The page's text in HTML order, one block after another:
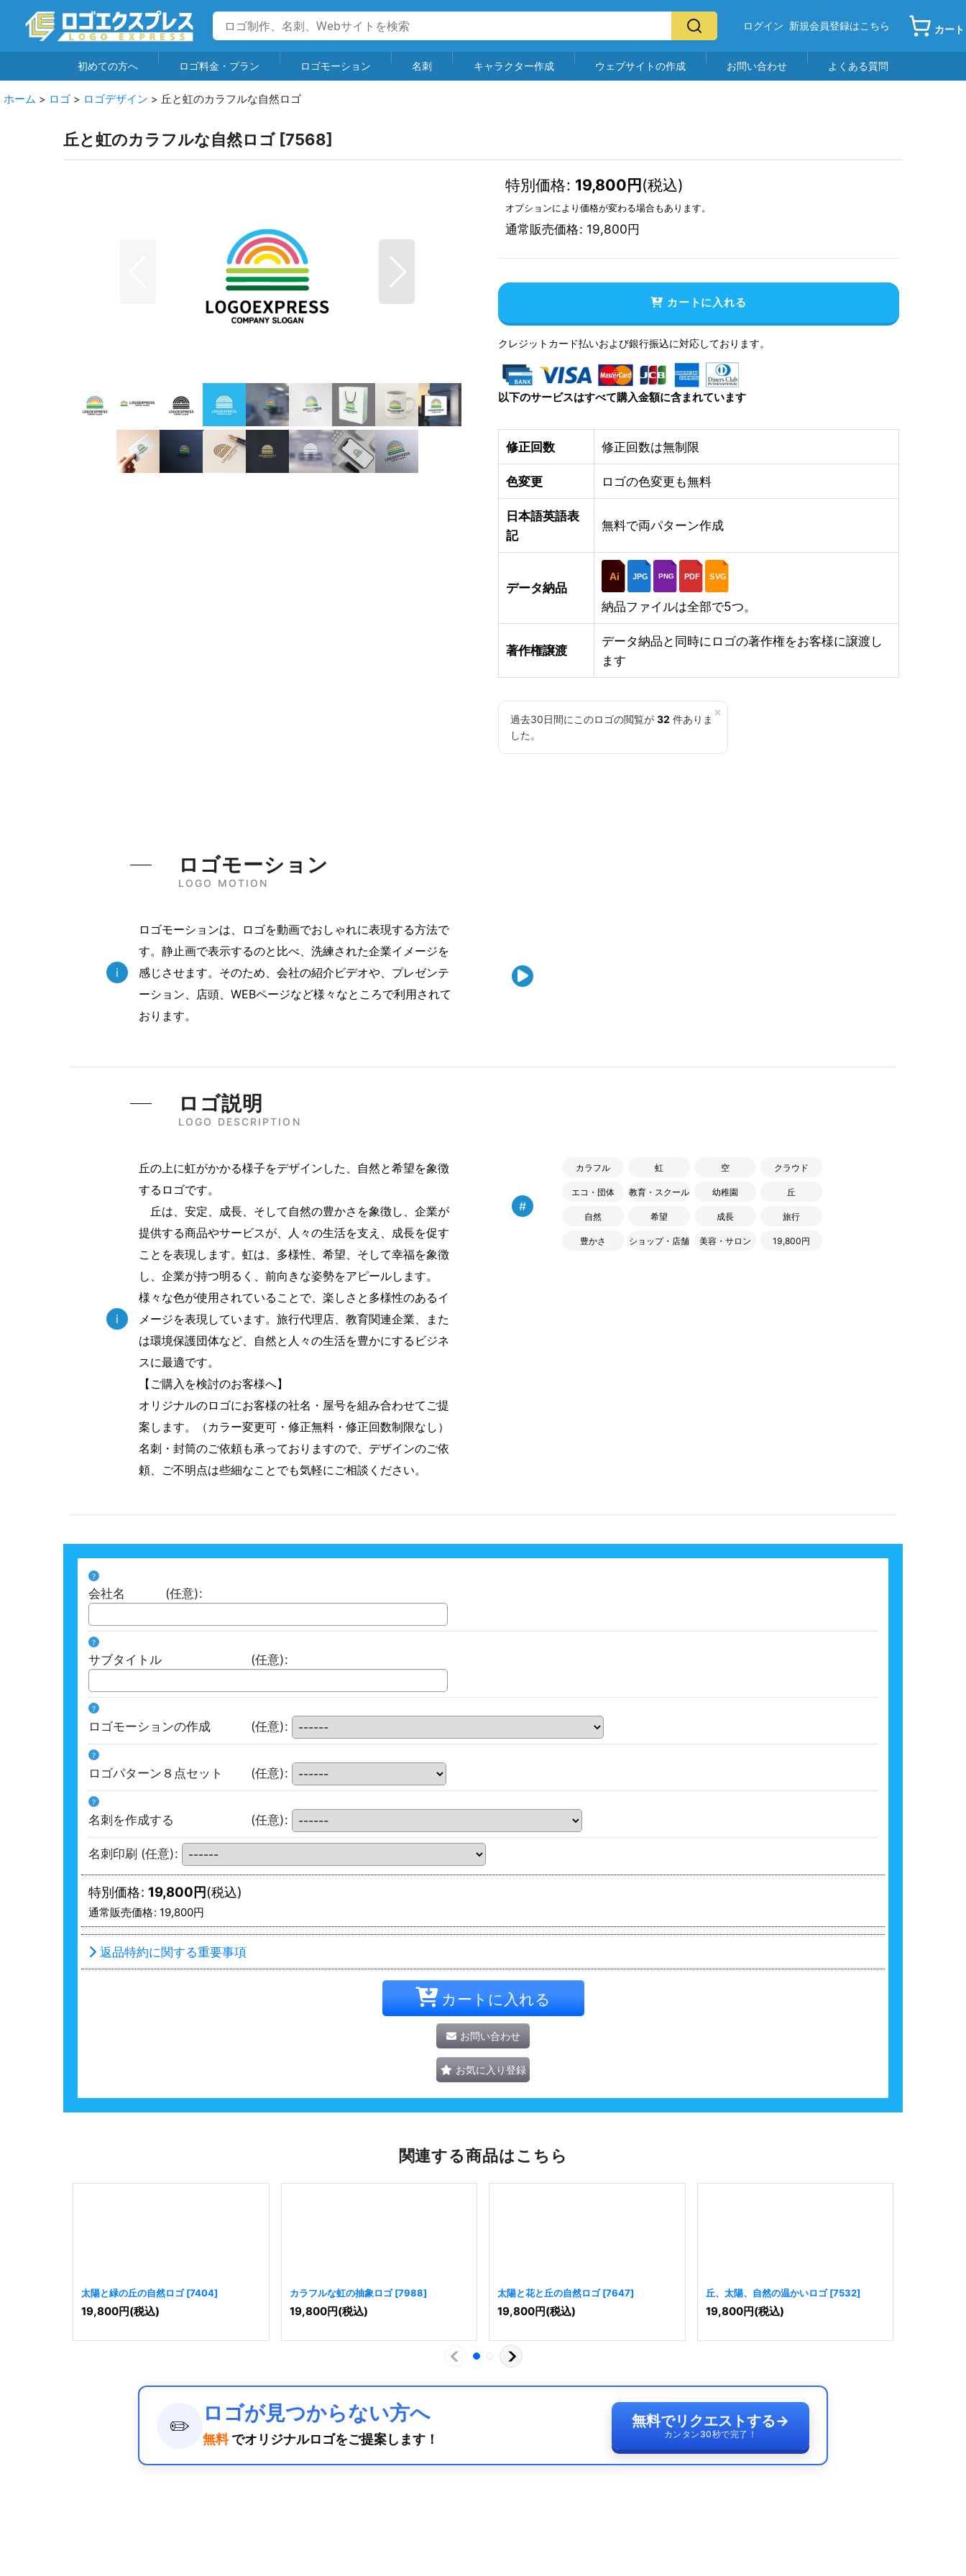
ログイン 新規会員登録はこちら カート
初めての方へ ロゴ料金・プラン ロゴモーション 名刺 キャラクター作成 ウェブサイトの作成 お問い合わせ よくある質問
ホーム > ロゴ > ロゴデザイン > 丘と虹のカラフルな自然ロゴ
丘と虹のカラフルな自然ロゴ [7568]
特別価格: 19,800円(税込)
オプションにより価格が変わる場合もあります。
通常販売価格: 19,800円
カートに入れる
クレジットカード払いおよび銀行振込に対応しております。
以下のサービスはすべて購入金額に含まれています
修正回数 修正回数は無制限
色変更 ロゴの色変更も無料
日本語英語表
記
無料で両パターン作成
データ納品
Ai JPG PNG PDF SVG
納品ファイルは全部で5つ。
著作権譲渡
データ納品と同時にロゴの著作権をお客様に譲渡し
ます
×
過去30日間にこのロゴの閲覧が 32 件ありま
した。
LOGO MOTION
ロゴモーション
i
ロゴモーションは、ロゴを動画でおしゃれに表現する方法で
す。静止画で表示するのと比べ、洗練された企業イメージを
感じさせます。そのため、会社の紹介ビデオや、プレゼンテ
ーション、店頭、WEBページなど様々なところで利用されて
おります。

LOGO DESCRIPTION
ロゴ説明
i
丘の上に虹がかかる様子をデザインした、自然と希望を象徴
するロゴです。
丘は、安定、成長、そして自然の豊かさを象徴し、企業が
提供する商品やサービスが、人々の生活を支え、成長を促す
ことを表現します。虹は、多様性、希望、そして幸福を象徴
し、企業が持つ明るく、前向きな姿勢をアピールします。
様々な色が使用されていることで、楽しさと多様性のあるイ
メージを表現しています。旅行代理店、教育関連企業、また
は環境保護団体など、自然と人々の生活を豊かにするビジネ
スに最適です。
【ご購入を検討のお客様へ】
オリジナルのロゴにお客様の社名・屋号を組み合わせてご提
案します。（カラー変更可・修正無料・修正回数制限なし）
名刺・封筒のご依頼も承っておりますので、デザインのご依
頼、ご不明点は些細なことでも気軽にご相談ください。
#
カラフル 虹 空 クラウド
エコ・団体 教育・スクール 幼稚園 丘
自然 希望 成長 旅行
豊かさ ショップ・店舗 美容・サロン 19,800円
?
会社名 (任意):
?
サブタイトル (任意):
?
ロゴモーションの作成 (任意):
?
ロゴパターン８点セット (任意):
?
名刺を作成する (任意):
名刺印刷 (任意):
特別価格: 19,800円(税込)
通常販売価格: 19,800円
返品特約に関する重要事項
カートに入れる
お問い合わせ
お気に入り登録
関連する商品はこちら
太陽と緑の丘の自然ロゴ [7404]
19,800円(税込)
カラフルな虹の抽象ロゴ [7988]
19,800円(税込)
太陽と花と丘の自然ロゴ [7647]
19,800円(税込)
丘、太陽、自然の温かいロゴ [7532]
19,800円(税込)
✏️
ロゴが見つからない方へ
無料 でオリジナルロゴをご提案します！
無料でリクエストする→
カンタン30秒で完了！